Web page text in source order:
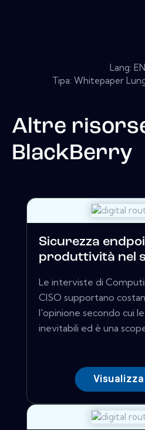
Lang:
Tipa: Whitepaper
Altre
BlackBerry
Sicurezza
produttività nel
Le interviste di
CISO supportano
l'opinione secondo cui
inevitabili ed è una